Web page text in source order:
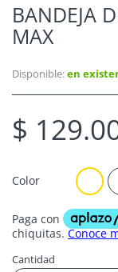
BANDEJA
MAX
Disponible:en
$
Color
Cantidad